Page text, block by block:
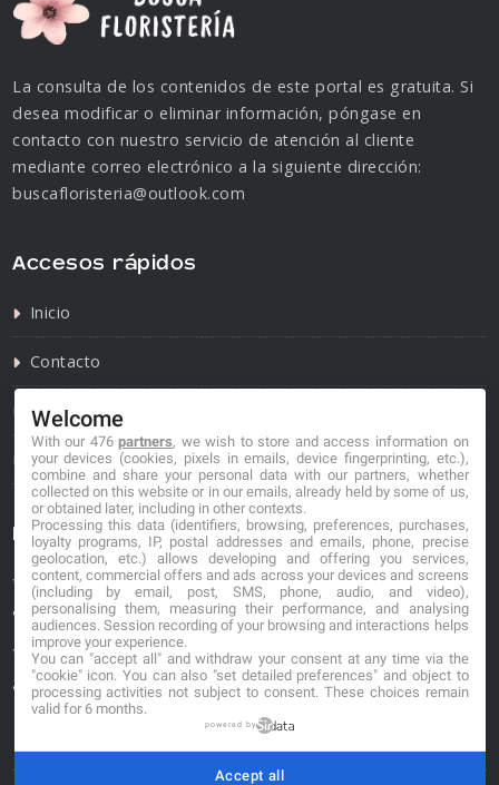
La consulta de los contenidos de este portal es gratuita. Si
desea modificar o eliminar información, póngase en
contacto con nuestro servicio de atención al cliente
mediante correo electrónico a la siguiente dirección:
buscafloristeria@outlook.com
Accesos rápidos
Inicio
Contacto
Política de privacidad
Política de cookies
Información de contacto
*No se garantiza que los datos mostrados estén
actualizados.
** Los precios mostrados son estimaciones y no se
garantiza su veracidad.
Welcome
With our 476partners, we wish to store and access information on
your devices (cookies, pixels in emails, device fingerprinting, etc.),
combine and share your personal data with our partners, whether
collected on this website or in our emails, already held by some of us,
or obtained later, including in other contexts.
Processing this data (identifiers, browsing, preferences, purchases,
loyalty programs, IP, postal addresses and emails, phone, precise
geolocation, etc.) allows developing and offering you services,
content, commercial offers and ads across your devices and screens
(including by email, post, SMS, phone, audio, and video),
personalising them, measuring their performance, and analysing
audiences. Session recording of your browsing and interactions helps
improve your experience.
You can "accept all" and withdraw your consent at any time via the
"cookie" icon. You can also "set detailed preferences" and object to
processing activities not subject to consent. These choices remain
valid for 6 months.
powered by
Accept all